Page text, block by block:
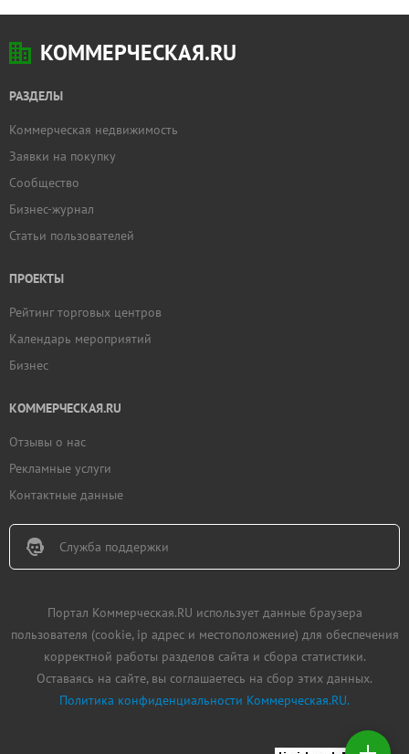
Добавить
КОММЕРЧЕСКАЯ.RU
РАЗДЕЛЫ
Коммерческая недвижимость
Заявки на покупку
Сообщество
Бизнес-журнал
Статьи пользователей
ПРОЕКТЫ
Рейтинг торговых центров
Календарь мероприятий
Бизнес
КОММЕРЧЕСКАЯ.RU
Отзывы о нас
Рекламные услуги
Контактные данные
Служба поддержки
Портал Коммерческая.RU использует данные браузера
пользователя (cookie, ip адрес и местоположение) для обеспечения
корректной работы разделов сайта и сбора статистики.
Оставаясь на сайте, вы соглашаетесь на сбор этих данных.
Политика конфиденциальности Коммерческая.RU.